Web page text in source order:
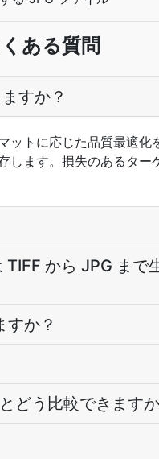
ある質問
すか？
ットに応じた品質最適化
します。損失のあるター
から JPG まで
すか？
どう比較できます